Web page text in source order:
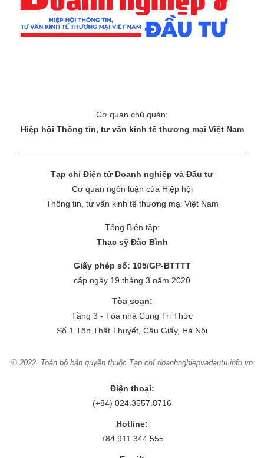
Cơ quan chủ quản:
Hiệp hội Thông tin, tư vấn kinh tế thương mại Việt Nam
Tạp chí Điện tử Doanh nghiệp và Đầu tư
Cơ quan ngôn luận của Hiệp hội
Thông tin, tư vấn kinh tế thương mại Việt Nam
Tổng Biên tập:
Thạc sỹ Đào Bình
Giấy phép số: 105/GP-BTTTT
cấp ngày 19 tháng 3 năm 2020
Tòa soạn:
Tầng 3 - Tòa nhà Cung Tri Thức
Số 1 Tôn Thất Thuyết, Cầu Giấy, Hà Nội
© 2022. Toàn bộ bản quyền thuộc Tạp chí doanhnghiepvadautu.info.vn
Điện thoại:
(+84) 024.3557.8716
Hotline:
+84 911 344 555